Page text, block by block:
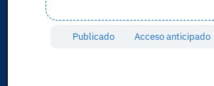
Publicado Acceso anticipado